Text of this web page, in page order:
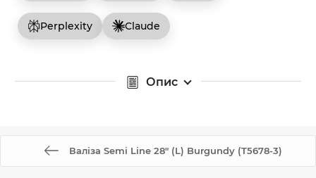
Perplexity Claude
Опис
Валіза Semi Line 28" (L) Burgundy (T5678-3)